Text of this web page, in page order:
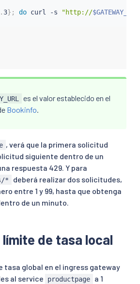
max_tokens: 4
fill_interval: 60s
filter_enabled:
runtime_key:
filter_enforced:
runtime_key:
default_value:
response_headers_to_add:
- append:
header:
key: x-local-rate-limit
value:
'true'
3} ; do curl -s "http://$GATEWAY_URL
es el valor establecido en el
Bookinfo
, verá que la primera solicitud
siguiente dentro de un
respuesta 429. Y para
*
deberá realizar dos solicitudes,
entre 1 y 99, hasta que obtenga
de un minuto.
de tasa local
tasa global en el ingress gateway
al service
productpage a 1